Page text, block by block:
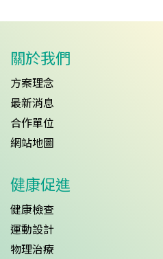
關於我們
方案理念
最新消息
合作單位
網站地圖
健康促進
健康檢查
運動設計
物理治療